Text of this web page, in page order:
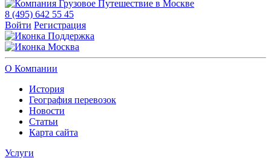
8 (495) 642 55 45
Войти Регистрация
Поддержка
Москва
О Компании
История
География перевозок
Новости
Статьи
Карта сайта
Услуги